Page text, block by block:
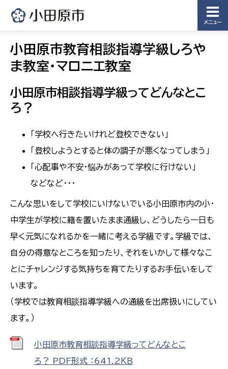
メニュー
小田原市教育相談指導学級しろや
ま教室・マロニエ教室
小田原市相談指導学級ってどんなとこ
ろ？
「学校へ行きたいけれど登校できない」
「登校しようとすると体の調子が悪くなってしまう」
「心配事や不安・悩みがあって学校に行けない」
などなど・・・
こんな思いをして学校にいけないでいる小田原市内の小・
中学生が学校に籍を置いたまま通級し、どうしたら一日も
早く元気になれるかを一緒に考える学級です。学級では、
自分の得意なところを知ったり、それをいかして様々なこ
とにチャレンジする気持ちを育てたりするお手伝いをして
います。
（学校では教育相談指導学級への通級を出席扱いにしてい
ます。）
小田原市教育相談指導学級ってどんなとこ
ろ？ PDF形式 ：641.2ＫＢ